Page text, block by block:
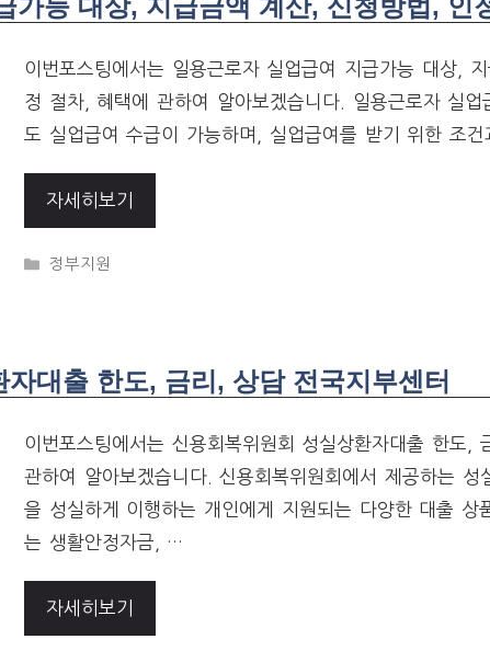
이번포스팅에서는 일용근로자 실업급여 지급가능 대상,
정 절차, 혜택에 관하여 알아보겠습니다. 일용근로자 실업
도 실업급여 수급이 가능하며, 실업급여를 받기 위한 조
자세히보기
CATEGORIES
정부지원
대출 한도, 금리, 상담 전국지부센터
이번포스팅에서는 신용회복위원회 성실상환자대출 한도,
관하여 알아보겠습니다. 신용회복위원회에서 제공하는 성
을 성실하게 이행하는 개인에게 지원되는 다양한 대출 상
는 생활안정자금, …
자세히보기